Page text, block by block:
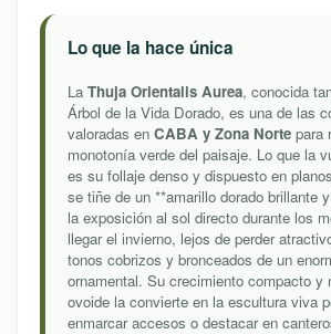
Lo que la hace única
La Thuja Orientalis Aurea, conocida
Árbol de la Vida Dorado, es una de las
valoradas en CABA y Zona Norte para
monotonía verde del paisaje. Lo que la
es su follaje denso y dispuesto en
se tiñe de un **amarillo dorado brillante
la exposición al sol directo durante los
llegar el invierno, lejos de perder
tonos cobrizos y bronceados de un
ornamental. Su crecimiento compacto y
ovoide la convierte en la escultura viva
enmarcar accesos o destacar en